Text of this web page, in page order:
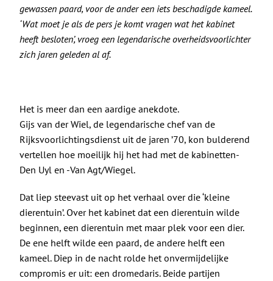
Raadgevers
gewassen paard, voor de ander een iets beschadigde kameel.
‘Wat moet je als de pers je komt vragen wat het kabinet
heeft besloten’, vroeg een legendarische overheidsvoorlichter
zich jaren geleden al af.
Het is meer dan een aardige anekdote.
Gijs van der Wiel, de legendarische chef van de
Rijksvoorlichtingsdienst uit de jaren ’70, kon bulderend
vertellen hoe moeilijk hij het had met de kabinetten-
Den Uyl en -Van Agt/Wiegel.
Dat liep steevast uit op het verhaal over die ‘kleine
dierentuin’. Over het kabinet dat een dierentuin wilde
beginnen, een dierentuin met maar plek voor een dier.
De ene helft wilde een paard, de andere helft een
kameel. Diep in de nacht rolde het onvermijdelijke
compromis er uit: een dromedaris. Beide partijen